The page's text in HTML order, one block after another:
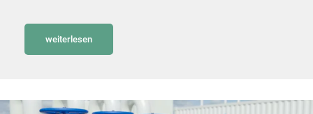
weiterlesen